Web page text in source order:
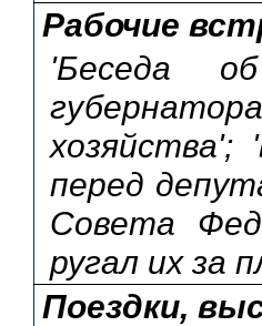
Рабочие
'Беседа
хозяйства';
перед
Совета
ругал их за
Поездки,